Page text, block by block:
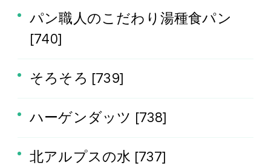
パン職人のこだわり湯種食パン
[740]
そろそろ [739]
ハーゲンダッツ [738]
北アルプスの水 [737]